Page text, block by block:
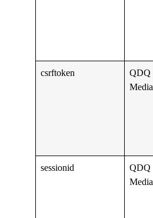
csrftoken
QDQ
Media
sessionid
QDQ
Media